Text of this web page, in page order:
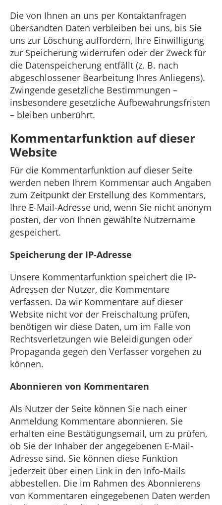
Die von Ihnen an uns per Kontaktanfragen
übersandten Daten verbleiben bei uns, bis Sie
uns zur Löschung auffordern, Ihre Einwilligung
zur Speicherung widerrufen oder der Zweck für
die Datenspeicherung entfällt (z. B. nach
abgeschlossener Bearbeitung Ihres Anliegens).
Zwingende gesetzliche Bestimmungen –
insbesondere gesetzliche Aufbewahrungsfristen
– bleiben unberührt.
Kommentarfunktion auf dieser
Website
Für die Kommentarfunktion auf dieser Seite
werden neben Ihrem Kommentar auch Angaben
zum Zeitpunkt der Erstellung des Kommentars,
Ihre E-Mail-Adresse und, wenn Sie nicht anonym
posten, der von Ihnen gewählte Nutzername
gespeichert.
Speicherung der IP-Adresse
Unsere Kommentarfunktion speichert die IP-
Adressen der Nutzer, die Kommentare
verfassen. Da wir Kommentare auf dieser
Website nicht vor der Freischaltung prüfen,
benötigen wir diese Daten, um im Falle von
Rechtsverletzungen wie Beleidigungen oder
Propaganda gegen den Verfasser vorgehen zu
können.
Abonnieren von Kommentaren
Als Nutzer der Seite können Sie nach einer
Anmeldung Kommentare abonnieren. Sie
erhalten eine Bestätigungsemail, um zu prüfen,
ob Sie der Inhaber der angegebenen E-Mail-
Adresse sind. Sie können diese Funktion
jederzeit über einen Link in den Info-Mails
abbestellen. Die im Rahmen des Abonnierens
von Kommentaren eingegebenen Daten werden